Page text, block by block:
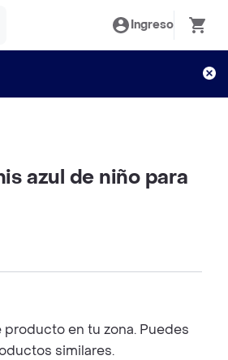
Ingreso
azul de niño para
en tu zona. Puedes
similares.